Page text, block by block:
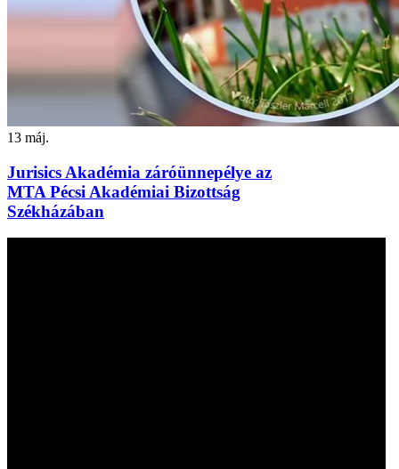
13 máj.
Jurisics Akadémia záróünnepélye az
MTA Pécsi Akadémiai Bizottság
Székházában